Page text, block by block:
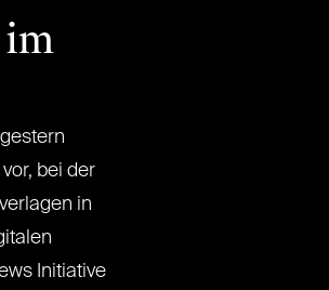
bei der
in
Initiative